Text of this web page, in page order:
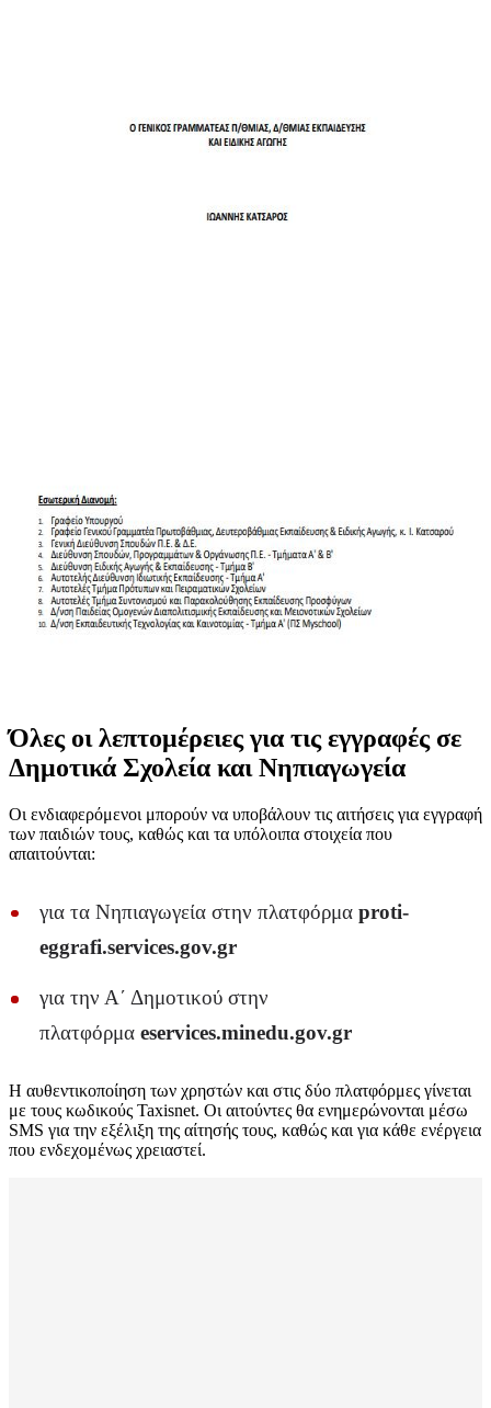
Όλες οι λεπτομέρειες για τις εγγραφές σε
Δημοτικά Σχολεία και Νηπιαγωγεία
Οι ενδιαφερόμενοι μπορούν να υποβάλουν τις αιτήσεις για εγγραφή
των παιδιών τους, καθώς και τα υπόλοιπα στοιχεία που
απαιτούνται:
για τα Νηπιαγωγεία στην πλατφόρμα proti-
eggrafi.services.gov.gr
για την Α΄ Δημοτικού στην
πλατφόρμα eservices.minedu.gov.gr
Η αυθεντικοποίηση των χρηστών και στις δύο πλατφόρμες γίνεται
με τους κωδικούς Taxisnet. Οι αιτούντες θα ενημερώνονται μέσω
SMS για την εξέλιξη της αίτησής τους, καθώς και για κάθε ενέργεια
που ενδεχομένως χρειαστεί.